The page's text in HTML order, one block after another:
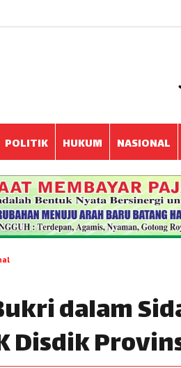
POLITIK HUKUM NASIONAL
dalam
Disdik